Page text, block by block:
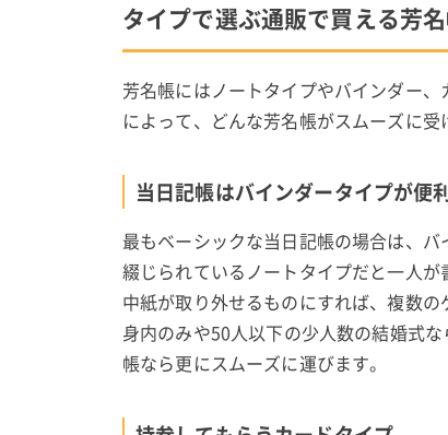
タイプで選ぶ通販で買える芳
芳名帳にはノートタイプやバインダー
によって、どんな芳名帳がスムーズに受
当日記帳はバインダータイプが便
最もベーシックな当日記帳の場合は、バ
綴じられているノートタイプだと一人
中紙が取り外せるものにすれば、複数の
身内のみや50人以下の少人数の結婚式
帳なら更にスムーズに運びます。